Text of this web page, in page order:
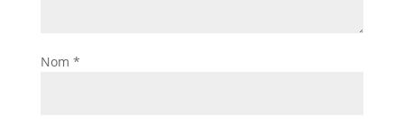
Nom *